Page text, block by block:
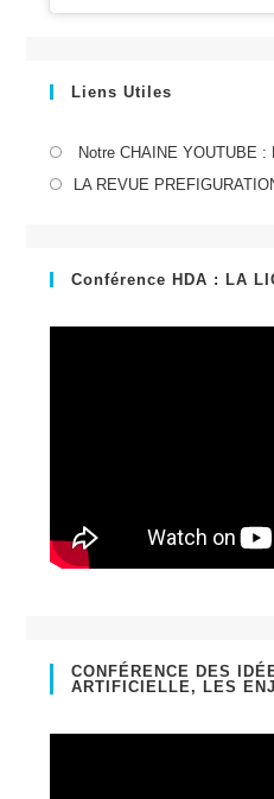
Liens Utiles
Notre CHAINE YOUTUBE :
LA REVUE
Conférence HDA : LA
CONFÉRENCE DES
ARTIFICIELLE, LES